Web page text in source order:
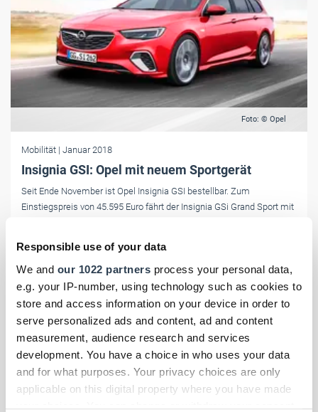
Responsible use of your data
We and our 1022 partners process your personal data,
e.g. your IP-number, using technology such as cookies to
store and access information on your device in order to
serve personalized ads and content, ad and content
measurement, audience research and services
development. You have a choice in who uses your data
and for what purposes. Your privacy choices are only
applicable on this digital property where you have made
Foto: © Opel
Mobilität | Januar 2018
Insignia GSI: Opel mit neuem Sportgerät
Seit Ende November ist Opel Insignia GSI bestellbar. Zum
Einstiegspreis von 45.595 Euro fährt der Insignia GSi Grand Sport mit